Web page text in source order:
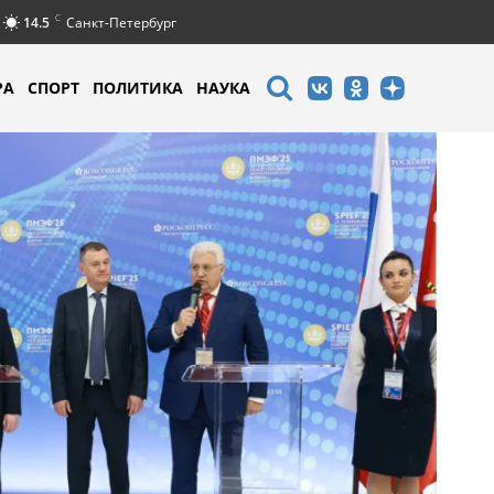
14.5 C Санкт-Петербург
СПОРТ ПОЛИТИКА НАУКА